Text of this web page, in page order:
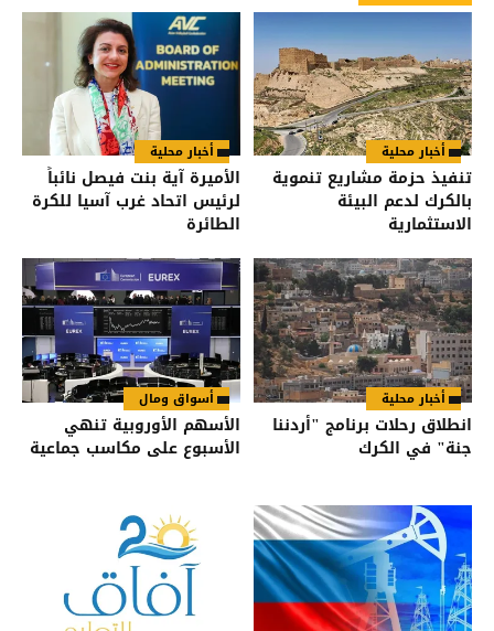
أخبار محلية
تنفيذ حزمة مشاريع تنموية
بالكرك لدعم البيئة
الاستثمارية
أخبار محلية
الأميرة آية بنت فيصل نائباً
لرئيس اتحاد غرب آسيا للكرة
الطائرة
أخبار محلية
انطلاق رحلات برنامج "أردننا
جنة" في الكرك
أسواق ومال
الأسهم الأوروبية تنهي
الأسبوع على مكاسب جماعية